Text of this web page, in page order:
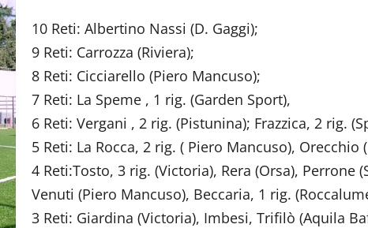
10 Reti: Albertino Nassi (D. Gaggi);
9 Reti: Carrozza (Riviera);
8 Reti: Cicciarello (Piero Mancuso);
7 Reti: La Speme , 1 rig. (Garden Sport),
6 Reti: Vergani , 2 rig. (Pistunina); Frazzica, 2 rig.
5 Reti: La Rocca, 2 rig. ( Piero Mancuso),
4 Reti:Tosto, 3 rig. (Victoria), Rera (Orsa), Perrone
Venuti (Piero Mancuso), Beccaria, 1 rig.
3 Reti: Giardina (Victoria), Imbesi, Trifilò (Aquila